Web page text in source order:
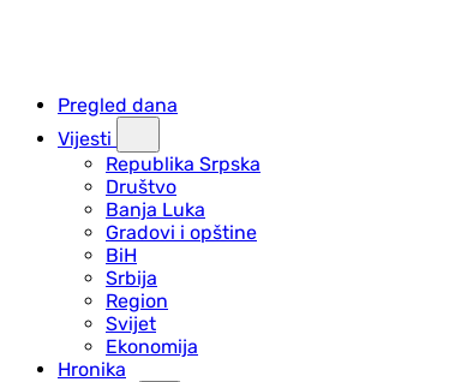
Pregled dana
Vijesti
Republika Srpska
Društvo
Banja Luka
Gradovi i opštine
BiH
Srbija
Region
Svijet
Ekonomija
Hronika